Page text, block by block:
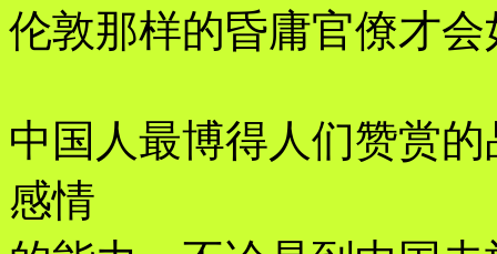
伦敦那样的昏庸官僚才会
中国人最博得人们赞赏
感情